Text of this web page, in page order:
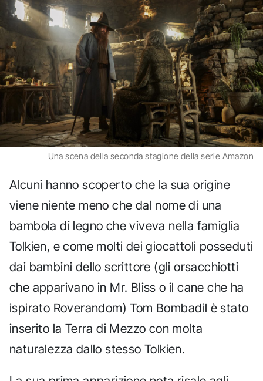
Una scena della seconda stagione della serie Amazon
Alcuni hanno scoperto che la sua origine
viene niente meno che dal nome di una
bambola di legno che viveva nella famiglia
Tolkien, e come molti dei giocattoli posseduti
dai bambini dello scrittore (gli orsacchiotti
che apparivano in Mr. Bliss o il cane che ha
ispirato Roverandom) Tom Bombadil è stato
inserito la Terra di Mezzo con molta
naturalezza dallo stesso Tolkien.